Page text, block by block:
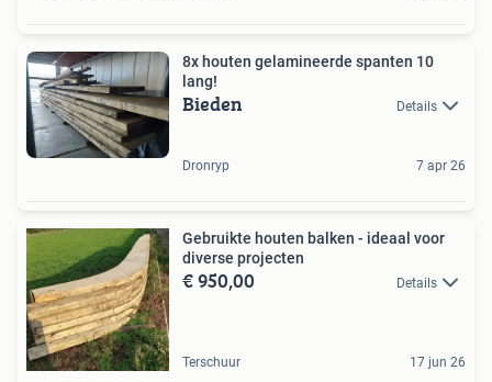
8x houten gelamineerde spanten 10
lang!
Bieden Details
Dronryp 7 apr 26
Gebruikte houten balken - ideaal voor
diverse projecten
€ 950,00 Details
Terschuur 17 jun 26